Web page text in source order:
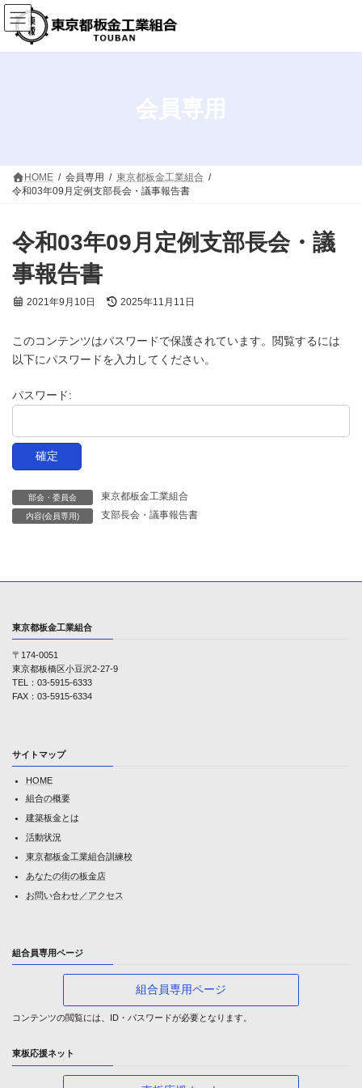
コ
ン
テ
ン
ナ
ビ
ゲ
ー
HOME 会員専用
東京都板金工業組合
令和03年09月定例支部長会・議事報告書
令和03年09月定例支部長会・議
事報告書
2021年9月10日
最
新
日
2025年11月11日
このコンテンツはパスワードで保護されています。閲覧するには
以下にパスワードを入力してください。
パスワード:
部会・委員会 東京都板金工業組合
内容(会員専用) 支部長会・議事報告書
東京都板金工業組合
〒174-0051
東京都板橋区小豆沢2-27-9
TEL：03-5915-6333
FAX：03-5915-6334
サイトマップ
HOME
組合の概要
建築板金とは
活動状況
東京都板金工業組合訓練校
あなたの街の板金店
お問い合わせ／アクセス
組合員専用ページ
組合員専用ページ
コンテンツの閲覧には、ID・パスワードが必要となります。
東板応援ネット